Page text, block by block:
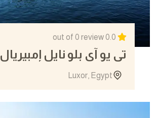
0.0
out of 0 review
تي يو آي بلو نايل إمبيريال
Luxor, Egypt